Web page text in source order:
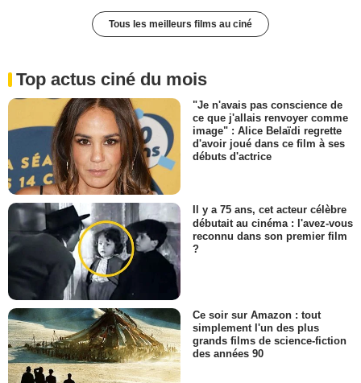
Tous les meilleurs films au ciné
Top actus ciné du mois
"Je n'avais pas conscience de
ce que j'allais renvoyer comme
image" : Alice Belaïdi regrette
d'avoir joué dans ce film à ses
débuts d'actrice
Il y a 75 ans, cet acteur célèbre
débutait au cinéma : l'avez-vous
reconnu dans son premier film
?
Ce soir sur Amazon : tout
simplement l'un des plus
grands films de science-fiction
des années 90